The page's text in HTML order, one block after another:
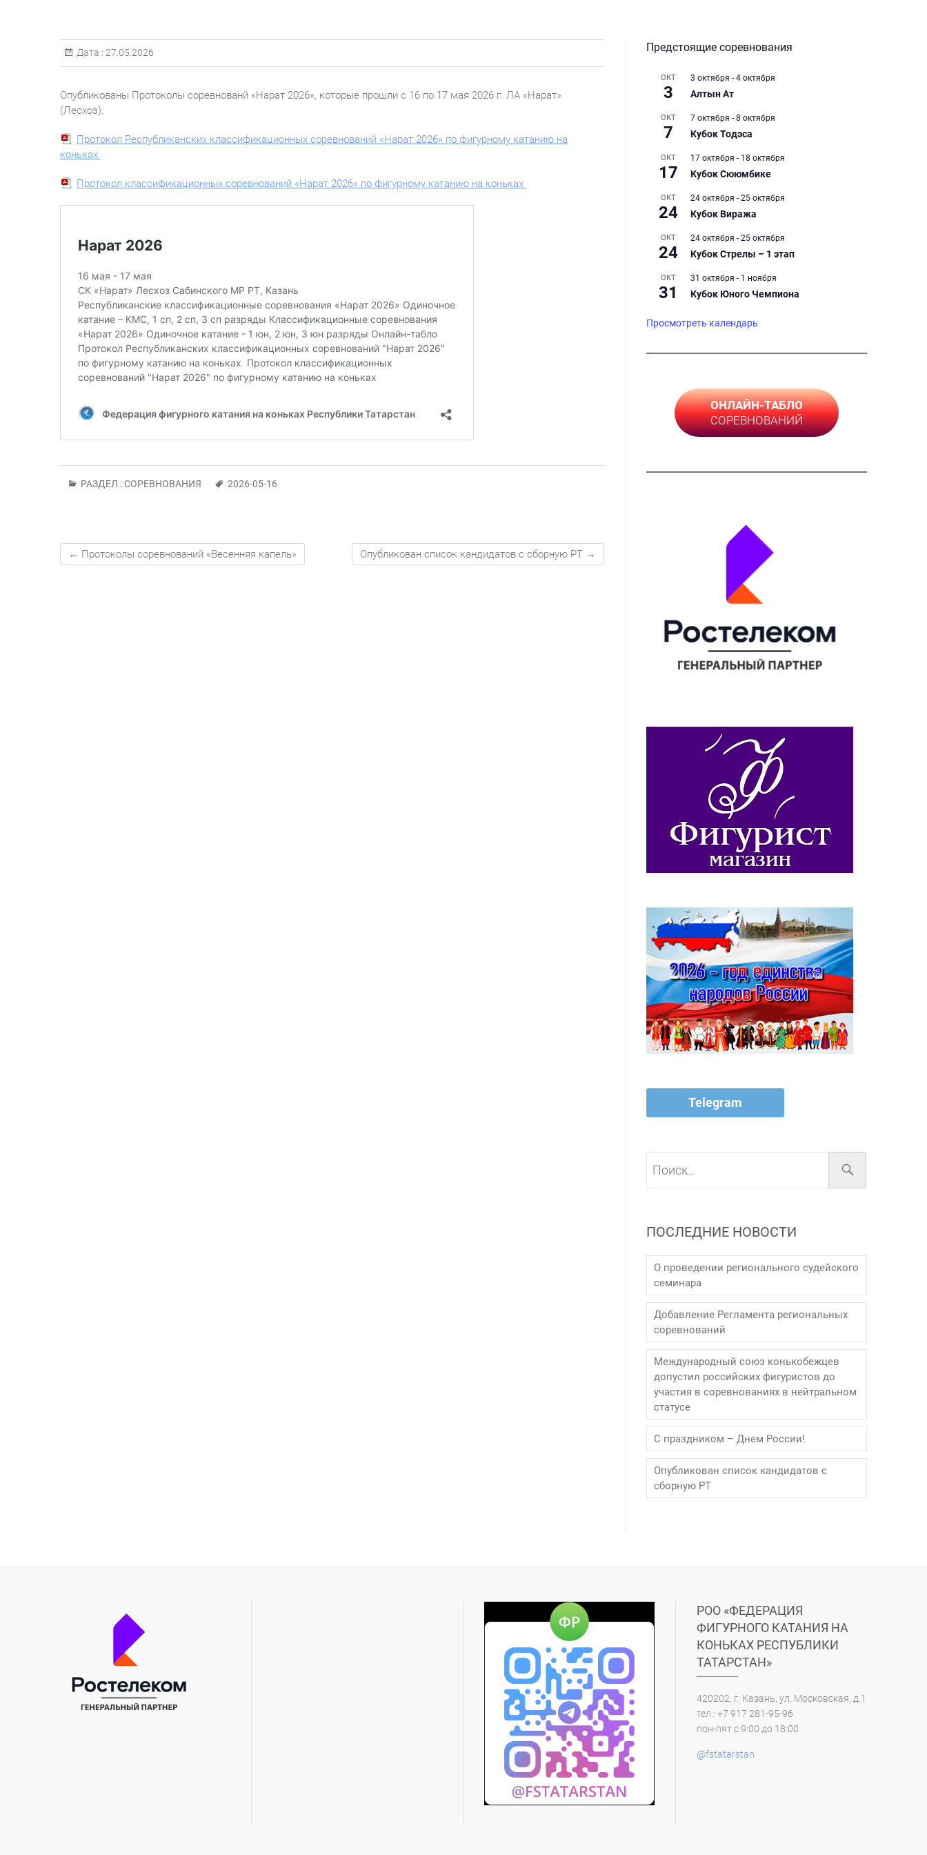
Дата : 27.05.2026
Опубликованы Протоколы соревнованй «Нарат 2026», которые прошли с 16 по 17 мая 2026 г. ЛА «Нарат»
(Лесхоз).
Протокол Республиканских классификационных соревнований «Нарат 2026» по фигурному катанию на
коньках
Протокол классификационных соревнований «Нарат 2026» по фигурному катанию на коньках
РАЗДЕЛ :СОРЕВНОВАНИЯ 2026-05-16
← Протоколы соревнований «Весенняя капель» Опубликован список кандидатов с сборную РТ →
Предстоящие соревнования
ОКТ
3
3 октября - 4 октября
Алтын Ат
ОКТ
7
7 октября - 8 октября
Кубок Тодэса
ОКТ
17
17 октября - 18 октября
Кубок Сююмбике
ОКТ
24
24 октября - 25 октября
Кубок Виража
ОКТ
24
24 октября - 25 октября
Кубок Стрелы – 1 этап
ОКТ
31
31 октября - 1 ноября
Кубок Юного Чемпиона
Просмотреть календарь
ОНЛАЙН-ТАБЛО
СОРЕВНОВАНИЙ
Telegram
ПОСЛЕДНИЕ НОВОСТИ
О проведении регионального судейского
семинара
Добавление Регламента региональных
соревнований
Международный союз конькобежцев
допустил российских фигуристов до
участия в соревнованиях в нейтральном
статусе
С праздником – Днем России!
Опубликован список кандидатов с
сборную РТ
РОО «ФЕДЕРАЦИЯ
ФИГУРНОГО КАТАНИЯ НА
КОНЬКАХ РЕСПУБЛИКИ
ТАТАРСТАН»
420202, г. Казань, ул. Московская, д.1
тел.: +7 917 281-95-96
пон-пят с 9:00 до 18:00
@fstatarstan